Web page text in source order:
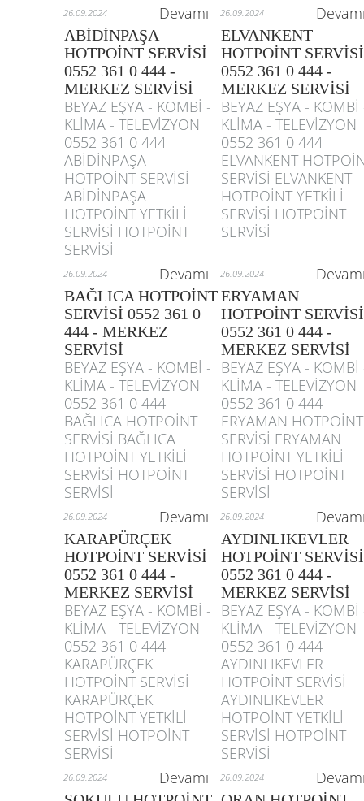
26.09.2024 Devamı 26.09.2024
ABİDİNPAŞA
HOTPOİNT SERVİSİ
0552 361 0 444 -
MERKEZ SERVİSİ
ELVANKENT
HOTPOİNT SERVİSİ
0552 361 0 444 -
MERKEZ SERVİSİ
BEYAZ EŞYA - KOMBİ -
KLİMA - TELEVİZYON
0552 361 0 444
ABİDİNPAŞA
HOTPOİNT SERVİSİ
ABİDİNPAŞA
HOTPOİNT YETKİLİ
SERVİSİ HOTPOİNT
SERVİSİ
BEYAZ EŞYA - KOMBİ
KLİMA - TELEVİZYON
0552 361 0 444
ELVANKENT
SERVİSİ ELVANKENT
HOTPOİNT YETKİLİ
SERVİSİ HOTPOİNT
SERVİSİ
26.09.2024 Devamı 26.09.2024
BAĞLICA HOTPOİNT
SERVİSİ 0552 361 0
444 - MERKEZ
SERVİSİ
ERYAMAN
HOTPOİNT SERVİSİ
0552 361 0 444 -
MERKEZ SERVİSİ
BEYAZ EŞYA - KOMBİ -
KLİMA - TELEVİZYON
0552 361 0 444
BAĞLICA HOTPOİNT
SERVİSİ BAĞLICA
HOTPOİNT YETKİLİ
SERVİSİ HOTPOİNT
SERVİSİ
BEYAZ EŞYA - KOMBİ
KLİMA - TELEVİZYON
0552 361 0 444
ERYAMAN HOTPOİNT
SERVİSİ ERYAMAN
HOTPOİNT YETKİLİ
SERVİSİ HOTPOİNT
SERVİSİ
26.09.2024 Devamı 26.09.2024
KARAPÜRÇEK
HOTPOİNT SERVİSİ
0552 361 0 444 -
MERKEZ SERVİSİ
AYDINLIKEVLER
HOTPOİNT SERVİSİ
0552 361 0 444 -
MERKEZ SERVİSİ
BEYAZ EŞYA - KOMBİ -
KLİMA - TELEVİZYON
0552 361 0 444
KARAPÜRÇEK
HOTPOİNT SERVİSİ
KARAPÜRÇEK
HOTPOİNT YETKİLİ
SERVİSİ HOTPOİNT
SERVİSİ
BEYAZ EŞYA - KOMBİ
KLİMA - TELEVİZYON
0552 361 0 444
AYDINLIKEVLER
HOTPOİNT SERVİSİ
AYDINLIKEVLER
HOTPOİNT YETKİLİ
SERVİSİ HOTPOİNT
SERVİSİ
26.09.2024 Devamı 26.09.2024